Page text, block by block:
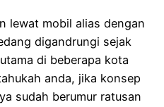
lewat mobil alias dengan
digandrungi sejak
di beberapa kota
anda, jika konsep
sudah berumur ratusan